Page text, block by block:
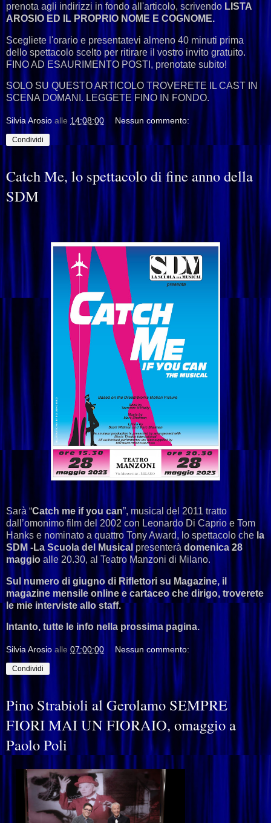
prenota agli indirizzi in fondo all'articolo, scrivendo LISTA
AROSIO ED IL PROPRIO NOME E COGNOME.
Scegliete l'orario e presentatevi almeno 40 minuti prima
dello spettacolo scelto per ritirare il vostro invito gratuito.
FINO AD ESAURIMENTO POSTI, prenotate subito!
SOLO SU QUESTO ARTICOLO TROVERETE IL CAST IN
SCENA DOMANI. LEGGETE FINO IN FONDO.
Silvia Arosio alle 14:08:00 Nessun commento:
Condividi
Catch Me, lo spettacolo di fine anno della
SDM
Sarà “Catch me if you can”, musical del 2011 tratto
dall’omonimo film del 2002 con Leonardo Di Caprio e Tom
Hanks e nominato a quattro Tony Award, lo spettacolo che la
SDM -La Scuola del Musical presenterà domenica 28
maggio alle 20.30, al Teatro Manzoni di Milano.
Sul numero di giugno di Riflettori su Magazine, il
magazine mensile online e cartaceo che dirigo, troverete
le mie interviste allo staff.
Intanto, tutte le info nella prossima pagina.
Silvia Arosio alle 07:00:00 Nessun commento:
Condividi
Pino Strabioli al Gerolamo SEMPRE
FIORI MAI UN FIORAIO, omaggio a
Paolo Poli